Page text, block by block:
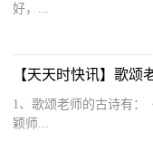
好，...
【天天时快讯】歌颂
1、歌颂老师的古诗有：
颖师...